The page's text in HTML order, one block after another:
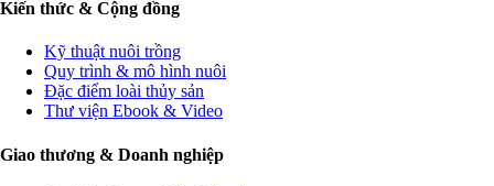
Kiến thức & Cộng đồng
Kỹ thuật nuôi trồng
Quy trình & mô hình nuôi
Đặc điểm loài thủy sản
Thư viện Ebook & Video
Giao thương & Doanh nghiệp